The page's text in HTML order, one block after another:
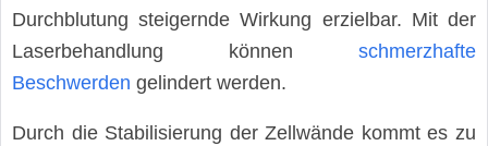
Durchblutung steigernde Wirkung erzielbar. Mit der
Laserbehandlung können schmerzhafte
Beschwerden gelindert werden.
Durch die Stabilisierung der Zellwände kommt es zu